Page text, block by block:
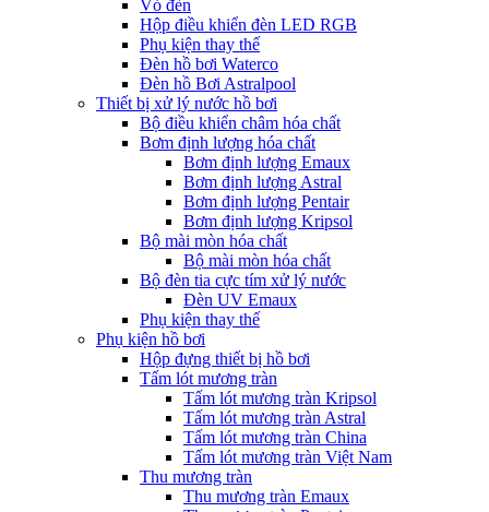
Vỏ đèn
Hộp điều khiển đèn LED RGB
Phụ kiện thay thế
Đèn hồ bơi Waterco
Đèn hồ Bơi Astralpool
Thiết bị xử lý nước hồ bơi
Bộ điều khiển châm hóa chất
Bơm định lượng hóa chất
Bơm định lượng Emaux
Bơm định lượng Astral
Bơm định lượng Pentair
Bơm định lượng Kripsol
Bộ mài mòn hóa chất
Bộ mài mòn hóa chất
Bộ đèn tia cực tím xử lý nước
Đèn UV Emaux
Phụ kiện thay thế
Phụ kiện hồ bơi
Hộp đựng thiết bị hồ bơi
Tấm lót mương tràn
Tấm lót mương tràn Kripsol
Tấm lót mương tràn Astral
Tấm lót mương tràn China
Tấm lót mương tràn Việt Nam
Thu mương tràn
Thu mương tràn Emaux